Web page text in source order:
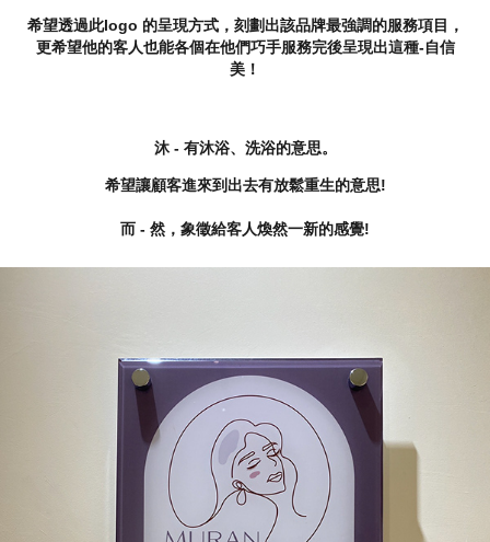
希望透過此logo 的呈現方式，刻劃出該品牌最強調的服務項目，
更希望他的客人也能各個在他們巧手服務完後呈現出這種-自信
美！
沐 - 有沐浴、洗浴的意思。
希望讓顧客進來到出去有放鬆重生的意思!
而 - 然，象徵給客人煥然一新的感覺!